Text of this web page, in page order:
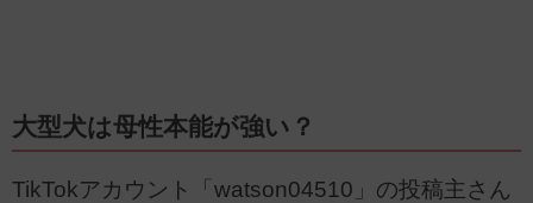
大型犬は母性本能が強い？
TikTokアカウント「watson04510」の投稿主さん